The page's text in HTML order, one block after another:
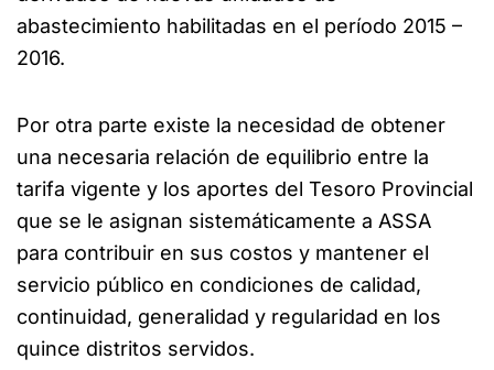
abastecimiento habilitadas en el período 2015 –
2016.
Por otra parte existe la necesidad de obtener
una necesaria relación de equilibrio entre la
tarifa vigente y los aportes del Tesoro Provincial
que se le asignan sistemáticamente a ASSA
para contribuir en sus costos y mantener el
servicio público en condiciones de calidad,
continuidad, generalidad y regularidad en los
quince distritos servidos.